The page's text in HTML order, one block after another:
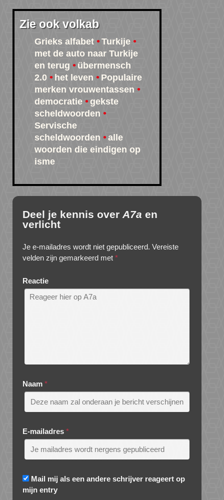
Zie ook volkab
Grieks alfabet
Turkije
met de auto naar Turkije
en terug
übermensch
2.0
het leven
Populaire
merken vrouwentassen
democratie
gekste
scheldwoorden
Servische
scheldwoorden
alle
woorden die eindigen op
isme
Deel je kennis over A7a en
verlicht
Je e-mailadres wordt niet gepubliceerd. Vereiste
velden zijn gemarkeerd met *
Reactie
Naam *
E-mailadres *
Mail mij als een andere schrijver reageert op
mijn entry